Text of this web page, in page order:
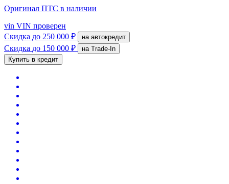
Оригинал ПТС в наличии
vin VIN проверен
Скидка до 250 000 ₽ на автокредит
Скидка до 150 000 ₽
на Trade-In
Купить в кредит